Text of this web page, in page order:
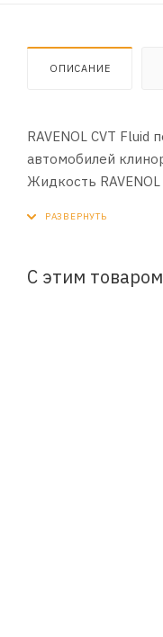
ОПИСАНИЕ
RAVENOL CVT
автомобилей
Жидкость
С этим